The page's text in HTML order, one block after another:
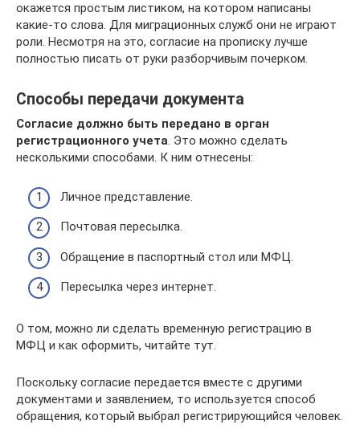
окажется простым листиком, на котором написаны
какие-то слова. Для миграционных служб они не играют
роли. Несмотря на это, согласие на прописку лучше
полностью писать от руки разборчивым почерком.
Способы передачи документа
Согласие должно быть передано в орган
регистрационного учета. Это можно сделать
несколькими способами. К ним отнесены:
Личное представление.
Почтовая пересылка.
Обращение в паспортный стол или МФЦ.
Пересылка через интернет.
О том, можно ли сделать временную регистрацию в
МФЦ и как оформить, читайте тут.
Поскольку согласие передается вместе с другими
документами и заявлением, то используется способ
обращения, который выбрал регистрирующийся человек.